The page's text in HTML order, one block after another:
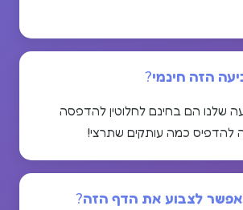
הזה חינמי?
שלנו הם בחינם לחלוטין להדפסה
להדפיס כמה עותקים שתרצי!
אפשר לצבוע את הדף הזה?